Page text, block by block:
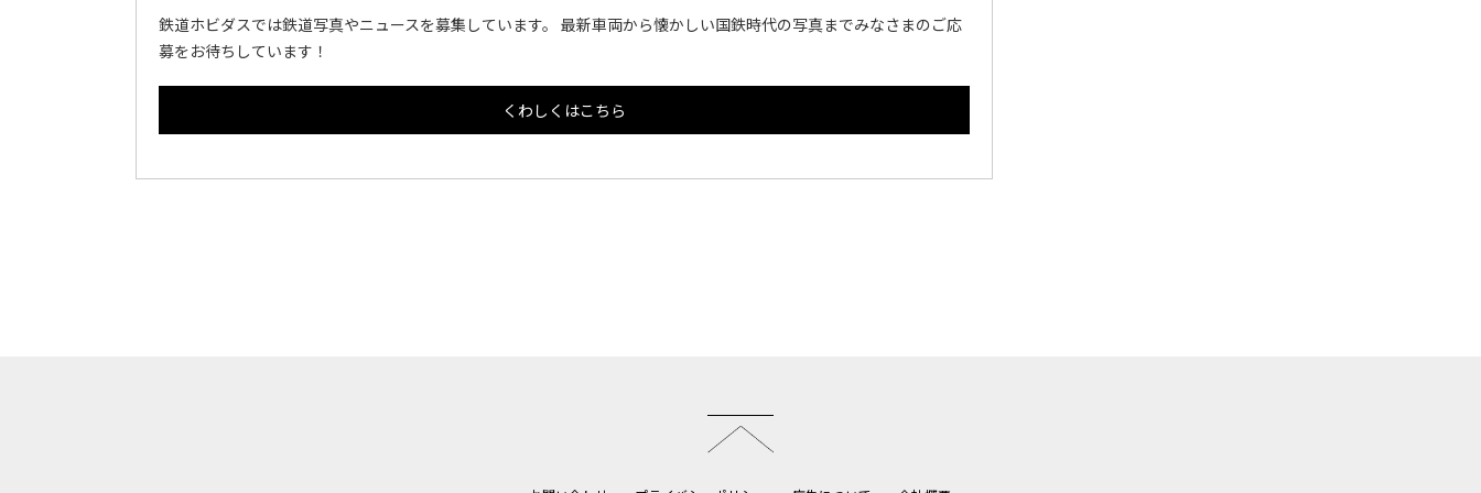
鉄道ホビダスでは鉄道写真やニュースを募集しています。 最新車両から懐かしい国鉄時代の写真までみなさまのご応
募をお待ちしています！
くわしくはこちら